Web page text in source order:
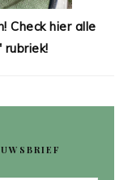
Check hier alle